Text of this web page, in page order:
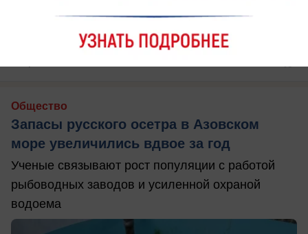
Общество
Запасы русского осетра в Азовском
море увеличились вдвое за год
Ученые связывают рост популяции с работой
рыбоводных заводов и усиленной охраной
водоема